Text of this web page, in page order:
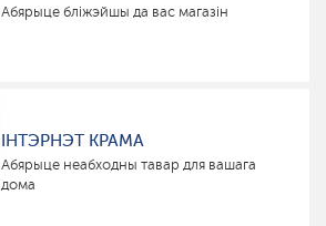
Абярыце бліжэйшы да вас магазін
ІНТЭРНЭТ КРАМА
Абярыце неабходны тавар для вашага
дома